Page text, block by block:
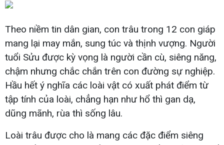
Theo niềm tin dân gian, con trâu trong 12 con giáp
mang lại may mắn, sung túc và thịnh vượng. Người
tuổi Sửu được kỳ vọng là người cần cù, siêng năng,
chậm nhưng chắc chắn trên con đường sự nghiệp.
Hầu hết ý nghĩa các loài vật có xuất phát điểm từ
tập tính của loài, chẳng hạn như hổ thì gan dạ,
dũng mãnh, rùa thì sống lâu.
Loài trâu được cho là mang các đặc điểm siêng